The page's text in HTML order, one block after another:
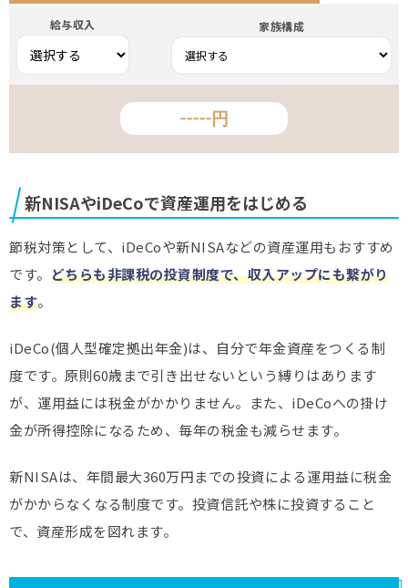
新NISAやiDeCoで資産運用をはじめる
節税対策として、iDeCoや新NISAなどの資産運用もおすすめ
です。 どちらも非課税の投資制度で、収入アップにも繋がり
ます。
iDeCo(個人型確定拠出年金)は、自分で年金資産をつくる制
度です。原則60歳まで引き出せないという縛りはあります
が、運用益には税金がかかりません。また、iDeCoへの掛け
金が所得控除になるため、毎年の税金も減らせます。
新NISAは、年間最大360万円までの投資による運用益に税金
がかからなくなる制度です。投資信託や株に投資すること
で、資産形成を図れます。